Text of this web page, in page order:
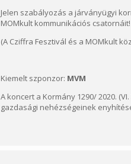
Jelen szabályozás a járványügyi
MOMkult kommunikációs csatornáit!
(A Cziffra Fesztivál és a MOMkult
Kiemelt szponzor: MVM
A koncert a Kormány 1290/ 2020.
gazdasági nehézségeinek